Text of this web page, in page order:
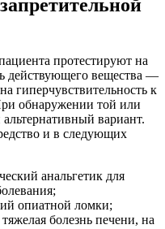
протестируют на
действующего вещества —
гиперчувствительность к
обнаружении той или
вариант.
и в следующих
анальгетик для
опиатной ломки;
болезнь печени, на